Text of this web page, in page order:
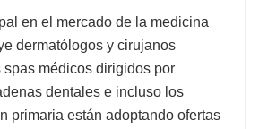
en el mercado de la medicina
dermatólogos y cirujanos
spas médicos dirigidos por
dentales e incluso los
primaria están adoptando ofertas